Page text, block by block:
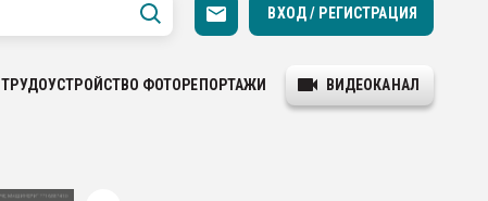
ВХОД / РЕГИСТРАЦИЯ
ТРУДОУСТРОЙСТВО ФОТОРЕПОРТАЖИ ВИДЕОКАНАЛ